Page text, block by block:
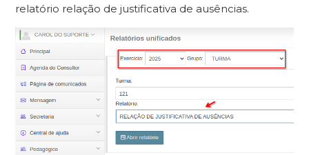
relatório relação de justificativa de ausências.